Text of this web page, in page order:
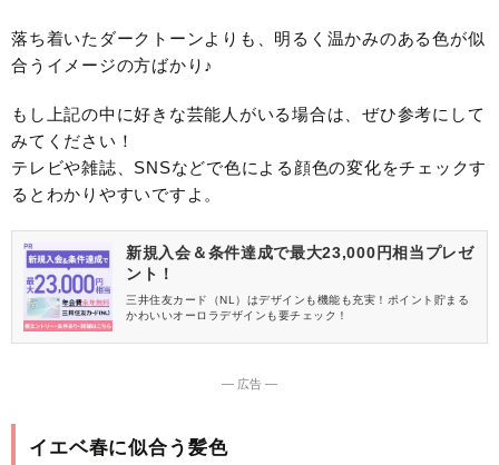
落ち着いたダークトーンよりも、明るく温かみのある色が似
合うイメージの方ばかり♪
もし上記の中に好きな芸能人がいる場合は、ぜひ参考にして
みてください！
テレビや雑誌、SNSなどで色による顔色の変化をチェックす
るとわかりやすいですよ。
新規入会＆条件達成で最大23,000円相当プレゼ
ント！
三井住友カード（NL）はデザインも機能も充実！ポイント貯まる
かわいいオーロラデザインも要チェック！
― 広告 ―
イエベ春に似合う髪色